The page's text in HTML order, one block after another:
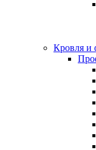
Кровля и